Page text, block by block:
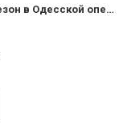
Открытие фестиваля «Бархатный сезон в Одесской опере»